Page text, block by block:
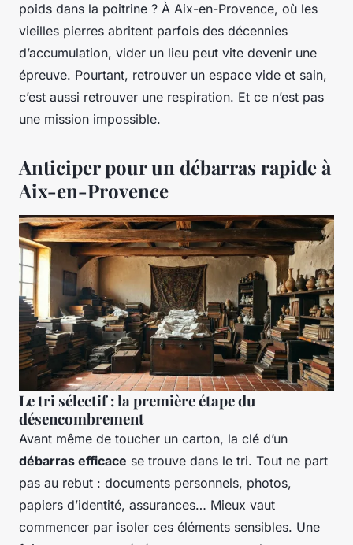
poids dans la poitrine ? À Aix-en-Provence, où les
vieilles pierres abritent parfois des décennies
d’accumulation, vider un lieu peut vite devenir une
épreuve. Pourtant, retrouver un espace vide et sain,
c’est aussi retrouver une respiration. Et ce n’est pas
une mission impossible.
Anticiper pour un débarras rapide à
Aix-en-Provence
Le tri sélectif : la première étape du
désencombrement
Avant même de toucher un carton, la clé d’un
débarras efficace se trouve dans le tri. Tout ne part
pas au rebut : documents personnels, photos,
papiers d’identité, assurances… Mieux vaut
commencer par isoler ces éléments sensibles. Une